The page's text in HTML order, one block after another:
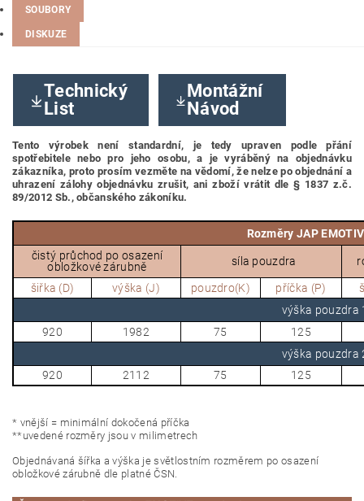
SOUBORY
DISKUZE
Technický
List
Montážní
Návod
Tento výrobek není standardní, je tedy upraven podle přání
spotřebitele nebo pro jeho osobu, a je vyráběný na objednávku
zákazníka, proto prosím vezměte na vědomí, že nelze po objednání a
uhrazení zálohy objednávku zrušit, ani zboží vrátit dle § 1837 z.č.
89/2012 Sb., občanského zákoníku.
Rozměry JAP
čistý průchod po osazení
obložkové zárubně
síla pouzdra
šiřka (D) výška (J) pouzdro(K) příčka (P)
výška pouzdra
920
1982 75
125
výška pouzdra
920
2112 75 125
* vnější = minimální dokočená příčka
**uvedené rozměry jsou v milimetrech
Objednávaná šířka a výška je světlostním rozměrem po osazení
obložkové zárubně dle platné ČSN.